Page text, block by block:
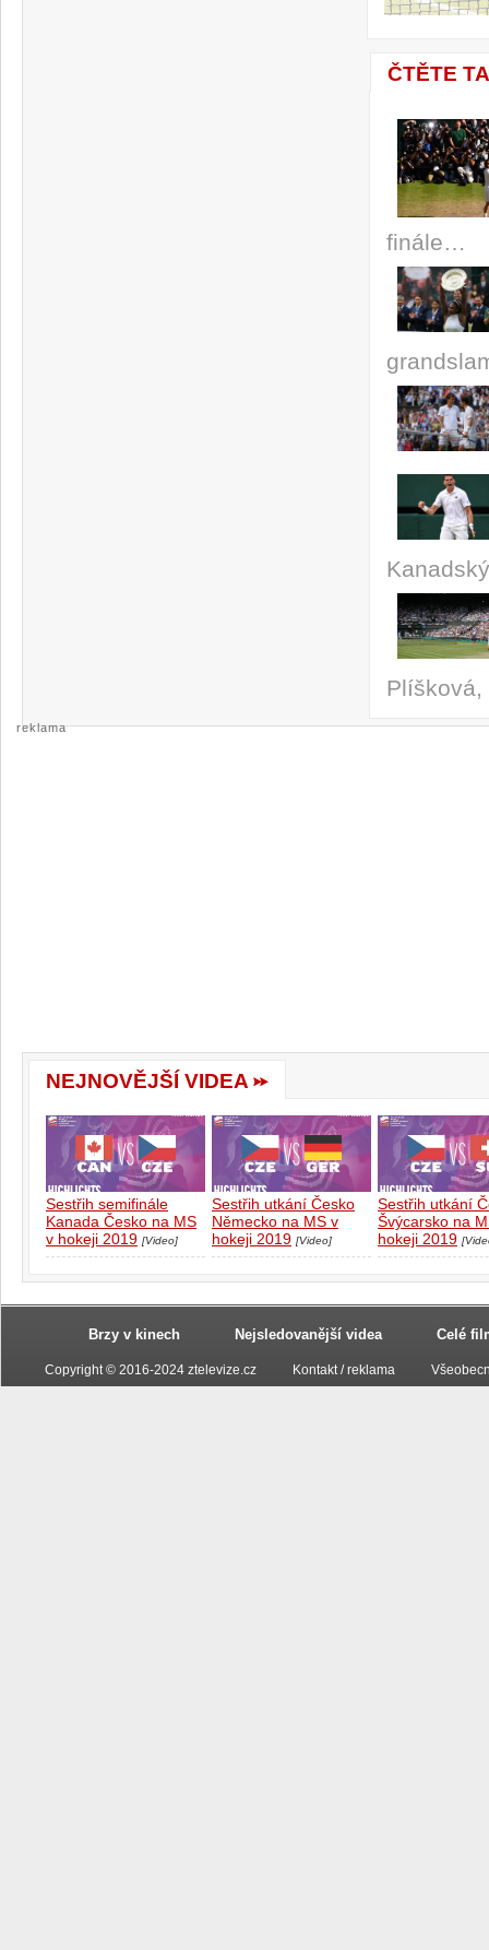
ČTĚTE
finále…
reklama
NEJNOVĚJŠÍ VIDEA
Sestřih semifinále
Kanada Česko na MS
v hokeji 2019 [Video]
Sestřih utkání Česko
Německo na MS v
hokeji 2019 [Video]
Sestřih utkání
Švýcarsko na
hokeji 2019
Brzy v kinech Nejsledovanější videa Celé
Copyright © 2016-2024 ztelevize.cz Kontakt / reklama